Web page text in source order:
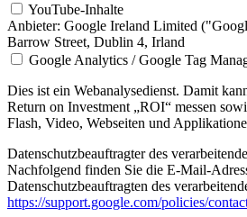
YouTube-Inhalte
Anbieter: Google Ireland Limited
Barrow Street, Dublin 4, Irland
Google Analytics / Google Tag
Dies ist ein Webanalysedienst. Damit
Return on Investment „ROI“ messen
Flash, Video, Webseiten und
Datenschutzbeauftragter des
Nachfolgend finden Sie die E-Mail-
Datenschutzbeauftragten des
https://support.google.com/policies/